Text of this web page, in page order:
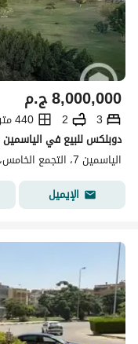
ج.م8,000,000
3
2
440 متر مربع
الياسمين 7، التجمع الخامس، القاهرة الجديدة، القاهرة
الإيميل